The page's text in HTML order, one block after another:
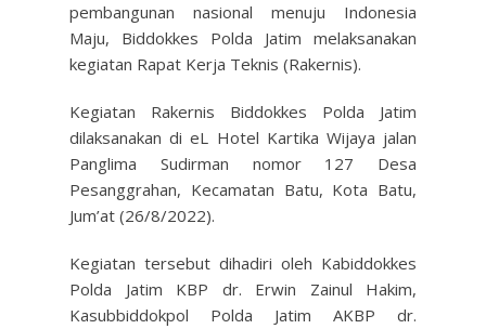
pembangunan nasional menuju Indonesia
Maju, Biddokkes Polda Jatim melaksanakan
kegiatan Rapat Kerja Teknis (Rakernis).
Kegiatan Rakernis Biddokkes Polda Jatim
dilaksanakan di eL Hotel Kartika Wijaya jalan
Panglima Sudirman nomor 127 Desa
Pesanggrahan, Kecamatan Batu, Kota Batu,
Jum’at (26/8/2022).
Kegiatan tersebut dihadiri oleh Kabiddokkes
Polda Jatim KBP dr. Erwin Zainul Hakim,
Kasubbiddokpol Polda Jatim AKBP dr.